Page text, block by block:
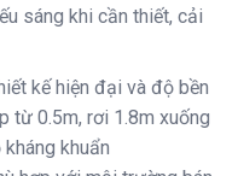
sáng khi cần thiết, cải
kế hiện đại và độ bền
từ 0.5m, rơi 1.8m xuống
khuẩn